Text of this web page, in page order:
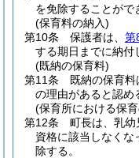
を免除することがで
(保育料の納入)
第10条
保護者は、 第
する期日までに納付
(既納の保育料)
第11条
既納の保育料
の理由があると認め
(保育所における保
第12条
町長は、乳
資格に該当しなくな
除する。